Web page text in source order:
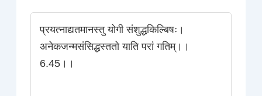
प्रयत्नाद्यतमानस्तु योगी संशुद्धकिल्बिषः।
अनेकजन्मसंसिद्धस्ततो याति परां गतिम्।।
6.45।।